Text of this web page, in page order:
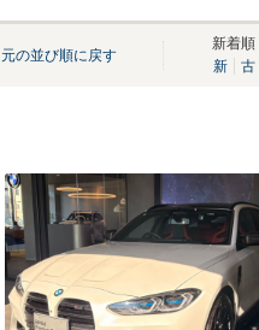
元の並び順に戻す
新着順
新
古